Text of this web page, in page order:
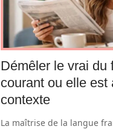
Démêler le vrai du
courant ou elle est
contexte
La maîtrise de la langue